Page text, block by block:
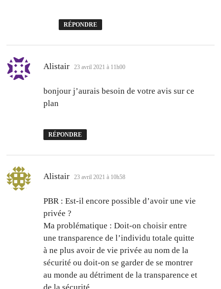
RÉPONDRE
Alistair dit :
23 avril 2021 à 11h00
bonjour j’aurais besoin de votre avis sur ce
plan
RÉPONDRE
Alistair dit :
23 avril 2021 à 10h58
PBR : Est-il encore possible d’avoir une vie
privée ?
Ma problématique : Doit-on choisir entre
une transparence de l’individu totale quitte
à ne plus avoir de vie privée au nom de la
sécurité ou doit-on se garder de se montrer
au monde au détriment de la transparence et